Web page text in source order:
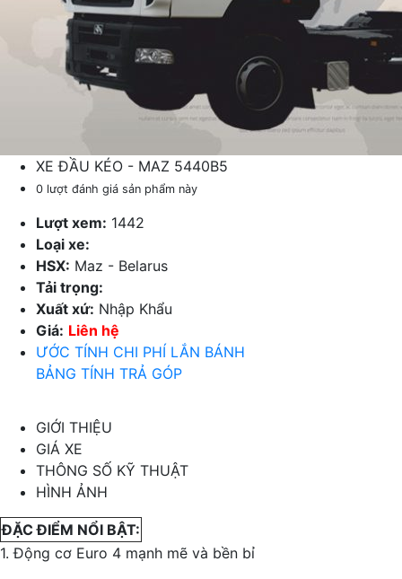
XE ĐẦU KÉO - MAZ 5440B5
0 lượt đánh giá sản phẩm này
Lượt xem: 1442
Loại xe:
HSX: Maz - Belarus
Tải trọng:
Xuất xứ: Nhập Khẩu
Giá: Liên hệ
ƯỚC TÍNH CHI PHÍ LẮN BÁNH
BẢNG TÍNH TRẢ GÓP
GIỚI THIỆU
GIÁ XE
THÔNG SỐ KỸ THUẬT
HÌNH ẢNH
ĐẶC ĐIỂM NỔI BẬT:
1. Động cơ Euro 4 mạnh mẽ và bền bỉ